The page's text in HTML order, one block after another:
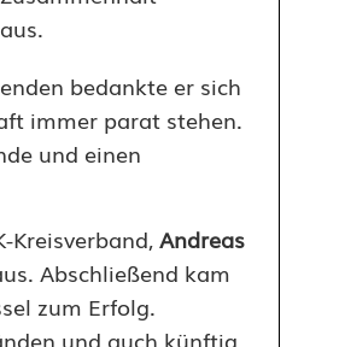
bedankte er sich
immer parat stehen.
und einen
Kreisverband,Andreas
Abschließend kam
zum Erfolg.
und auch künftig